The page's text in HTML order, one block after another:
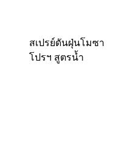
สเปรย์ดันฝุ่นโมซา
โปรฯ สูตรน้ำ